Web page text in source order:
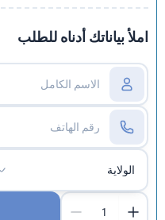
actuel
est :
املأ بياناتك أدناه للطلب